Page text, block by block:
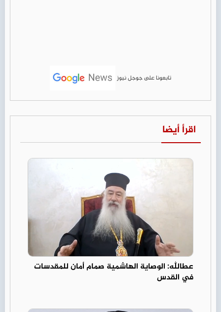
تابعونا على جوجل نيوز
اقرأ أيضا
عطالله: الوصاية الهاشمية صمام أمان للمقدسات
في القدس